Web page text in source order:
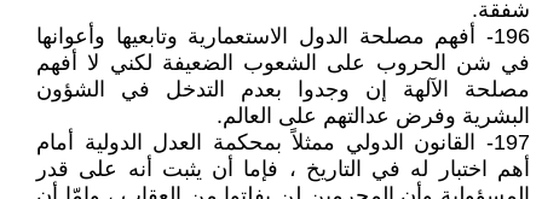
شفقة.
196- أفهم مصلحة الدول الاستعمارية وتابعيها وأعوانها
في شن الحروب على الشعوب الضعيفة لكني لا أفهم
مصلحة الآلهة إن وجدوا بعدم التدخل في الشؤون
البشرية وفرض عدالتهم على العالم.
197- القانون الدولي ممثلاً بمحكمة العدل الدولية أمام
أهم اختبار له في التاريخ ، فإما أن يثبت أنه على قدر